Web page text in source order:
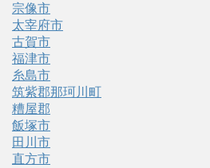
宗像市
太宰府市
古賀市
福津市
糸島市
筑紫郡那珂川町
糟屋郡
飯塚市
田川市
直方市